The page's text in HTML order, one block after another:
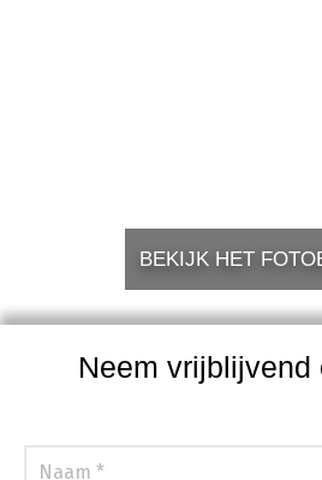
BEKIJK HET
Neem vrijblijvend